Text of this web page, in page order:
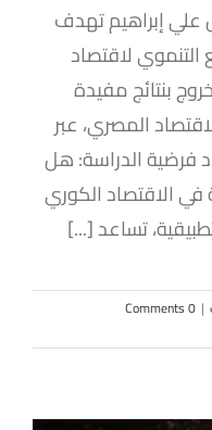
علي إبراهيم تهدف
لاقتصاد
بنتائج مفيدة
المصري، عبر
فرضية الدراسة: هل
في الاقتصاد الكوري
تساعد [...]
|
0 Comments